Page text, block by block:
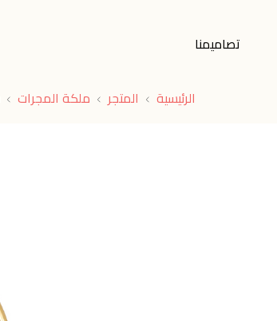
تصاميمنا
الرئيسية المتجر ملكة المجرات